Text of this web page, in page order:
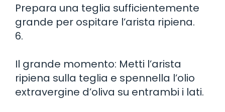
Prepara una teglia sufficientemente
grande per ospitare l’arista ripiena.
6.
Il grande momento: Metti l’arista
ripiena sulla teglia e spennella l’olio
extravergine d’oliva su entrambi i lati.